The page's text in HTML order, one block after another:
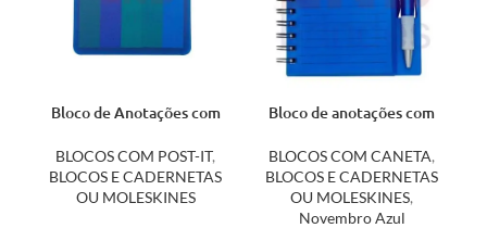
Bloco de Anotações com
BLOCOS COM POST-IT,
BLOCOS E CADERNETAS
OU MOLESKINES
Bloco de anotações com
BLOCOS COM CANETA,
BLOCOS E CADERNETAS
OU MOLESKINES,
Novembro Azul